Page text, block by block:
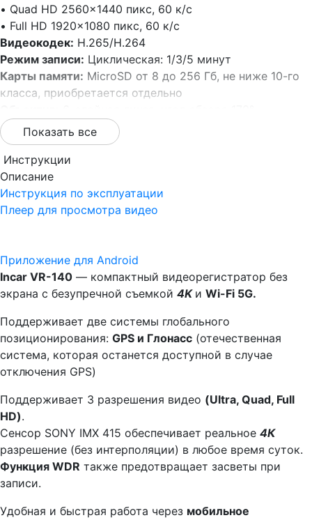
• Quad HD 2560×1440 пикс, 60 к/с
• Full HD 1920×1080 пикс, 60 к/с
Видеокодек: H.265/H.264
Режим записи: Циклическая: 1/3/5 минут
Карты памяти: MicroSD от 8 до 256 Гб, не ниже 10-го
класса, приобретается отдельно
G-сенсор:Встроенный
GPS, Глонасс:Встроенный
Рабочая температура:
Питание:5V, cуперконденсатор
Размеры устройства:98×32 мм
Показать все
Инструкции
Описание
Инструкция по эксплуатации
Плеер для просмотра видео
Приложение для Android
Incar VR-140 — компактный видеорегистратор без
экрана с безупречной съемкой 4K и Wi-Fi 5G.
Поддерживает две системы глобального
позиционирования: GPS и Глонасс (отечественная
система, которая останется доступной в случае
отключения GPS)
Поддерживает 3 разрешения видео (Ultra, Quad, Full
HD).
Сенсор SONY IMX 415 обеспечивает реальное 4К
разрешение (без интерполяции) в любое время суток.
Функция WDR также предотвращает засветы при
записи.
Удобная и быстрая работа через мобильное